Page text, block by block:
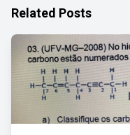
Related Posts